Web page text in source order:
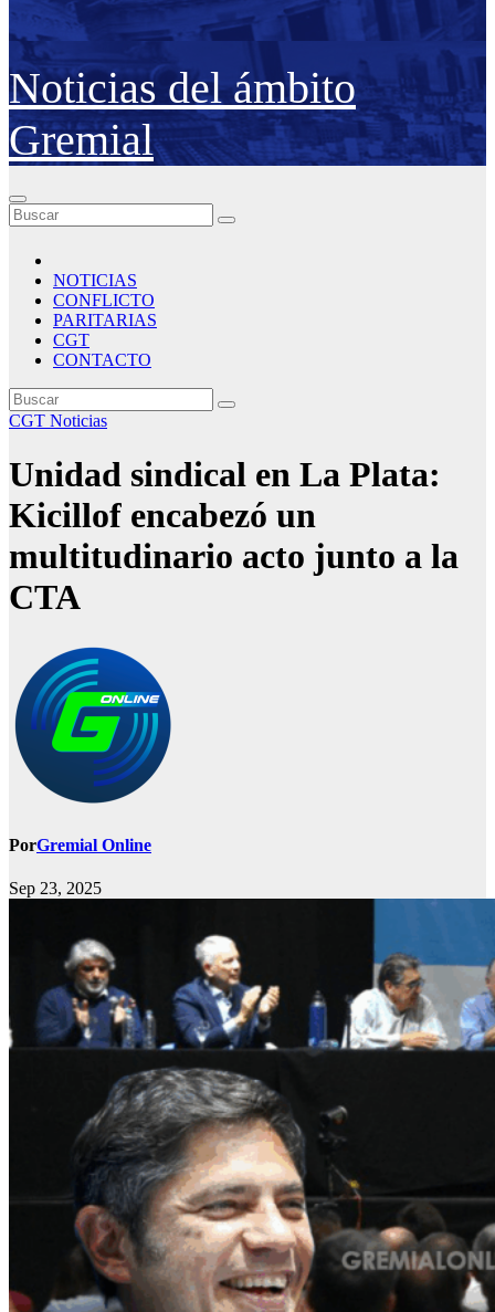
Noticias del ámbito
Gremial
NOTICIAS
CONFLICTO
PARITARIAS
CGT
CONTACTO
CGT Noticias
Unidad sindical en La Plata:
Kicillof encabezó un
multitudinario acto junto a la
CTA
PorGremial Online
Sep 23, 2025